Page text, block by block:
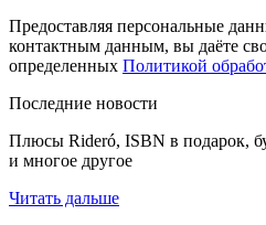
Предоставляя персональные
контактным данным, вы даёте
определенных Политикой
Последние новости
Плюсы Rideró, ISBN в подарок,
и многое другое
Читать дальше